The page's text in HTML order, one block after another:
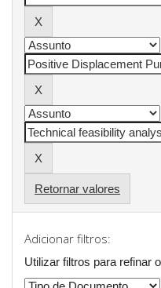
Retornar valores
Adicionar filtros:
Utilizar filtros para refinar